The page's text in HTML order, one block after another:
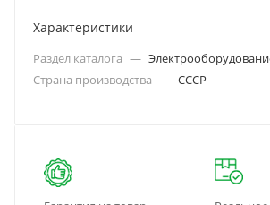
Характеристики
Раздел каталога —
Страна производства — СССР